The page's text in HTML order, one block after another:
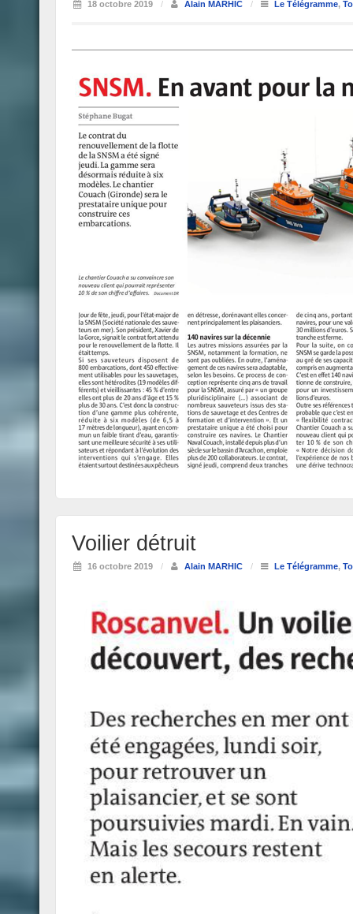
18 octobre 2019 / Alain MARHIC / Le Télégramme,
Voilier détruit
16 octobre 2019 / Alain MARHIC / Le Télégramme,